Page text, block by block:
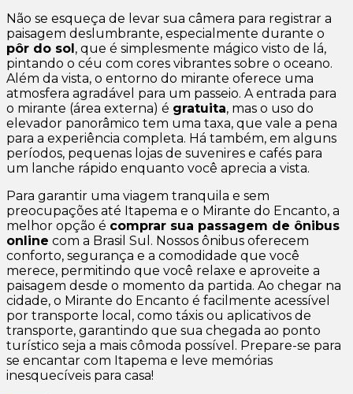
Não se esqueça de levar sua câmera para registrar a
paisagem deslumbrante, especialmente durante o
pôr do sol , que é simplesmente mágico visto de lá,
pintando o céu com cores vibrantes sobre o oceano.
Além da vista, o entorno do mirante oferece uma
atmosfera agradável para um passeio. A entrada para
o mirante (área externa) é gratuita, mas o uso do
elevador panorâmico tem uma taxa, que vale a pena
para a experiência completa. Há também, em alguns
períodos, pequenas lojas de suvenires e cafés para
um lanche rápido enquanto você aprecia a vista.
Para garantir uma viagem tranquila e sem
preocupações até Itapema e o Mirante do Encanto, a
melhor opção é comprar sua passagem de ônibus
online com a Brasil Sul. Nossos ônibus oferecem
conforto, segurança e a comodidade que você
merece, permitindo que você relaxe e aproveite a
paisagem desde o momento da partida. Ao chegar na
cidade, o Mirante do Encanto é facilmente acessível
por transporte local, como táxis ou aplicativos de
transporte, garantindo que sua chegada ao ponto
turístico seja a mais cômoda possível. Prepare-se para
se encantar com Itapema e leve memórias
inesquecíveis para casa!